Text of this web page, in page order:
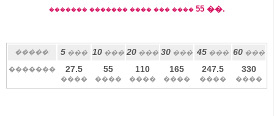
������� ������� ���� ��� ���� 55��.
�����: 5 ��� 10 ��� 20 ��� 30 ��� 45 ��� 60 ���
������� 27.5
����
55
����
110
����
165
����
247.5
����
330
����